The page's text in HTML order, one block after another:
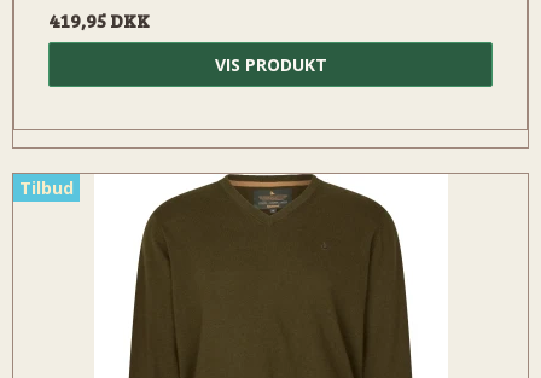
419,95 DKK
VIS PRODUKT
Tilbud